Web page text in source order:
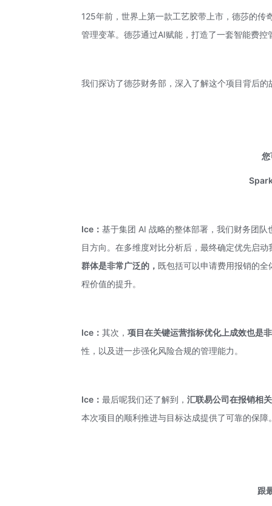
125年前，世界上第一款工艺胶带上市，德莎的
管理变革。德莎通过AI赋能，打造了一套智能费
我们探访了德莎财务部，深入了解这个项目背后
您
Ice：基于集团 AI 战略的整体部署，我们财务团
目方向。在多维度对比分析后，最终确定优先启动
群体是非常广泛的， 既包括可以申请费用报销的
程价值的提升。
Ice：其次，项目在关键运营指标优化上成效也是
性，以及进一步强化风险合规的管理能力。
Ice：最后呢我们还了解到，汇联易公司在报销相
本次项目的顺利推进与目标达成提供了可靠的保障
跟